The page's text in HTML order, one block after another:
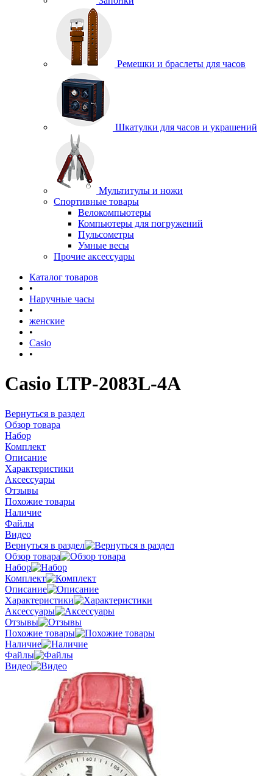
Ремешки и браслеты для часов
Шкатулки для часов и украшений
Мультитулы и ножи
Спортивные товары
Велокомпьютеры
Компьютеры для погружений
Пульсометры
Умные весы
Прочие аксессуары
Каталог товаров
•
Наручные часы
•
женские
•
Casio
•
Casio LTP-2083L-4A
Вернуться в раздел
Обзор товара
Набор
Комплект
Описание
Характеристики
Аксессуары
Отзывы
Похожие товары
Наличие
Файлы
Видео
Вернуться в раздел
Обзор товара
Набор
Комплект
Описание
Характеристики
Аксессуары
Отзывы
Похожие товары
Наличие
Файлы
Видео